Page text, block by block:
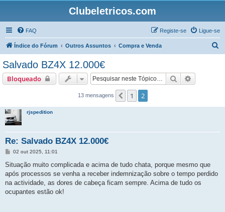
Clubeletricos.com
FAQ Ligue-se
Registe-se
Índice do Fórum Outros Assuntos Compra e Venda
Salvado BZ4X 12.000€
Bloqueado Pesquisar
13 mensagens Anterior
1 2
rjspedition
Re: Salvado BZ4X 12.000€
M
n
a
g
m
02 out 2025, 11:01
Situação muito complicada e acima de tudo chata, porque mesmo que
após processos se venha a receber indemnização sobre o tempo perdido
na actividade, as dores de cabeça ficam sempre. Acima de tudo os
ocupantes estão ok!